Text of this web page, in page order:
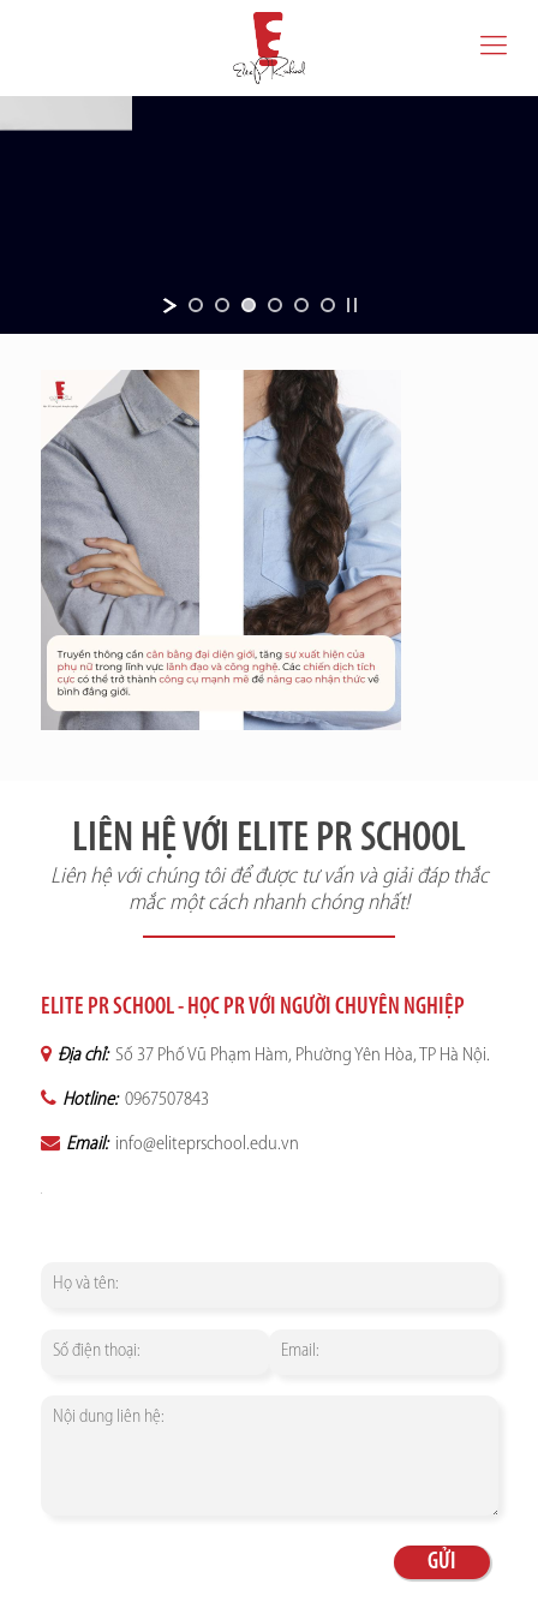
LIÊN HỆ VỚI ELITE PR SCHOOL
Liên hệ với chúng tôi để được tư vấn và giải đáp thắc
mắc một cách nhanh chóng nhất!
ELITE PR SCHOOL - HỌC PR VỚI NGƯỜI CHUYÊN NGHIỆP
Địa chỉ: Số 37 Phố Vũ Phạm Hàm, Phường Yên Hòa, TP Hà Nội.
Hotline: 0967507843
Email: info@eliteprschool.edu.vn